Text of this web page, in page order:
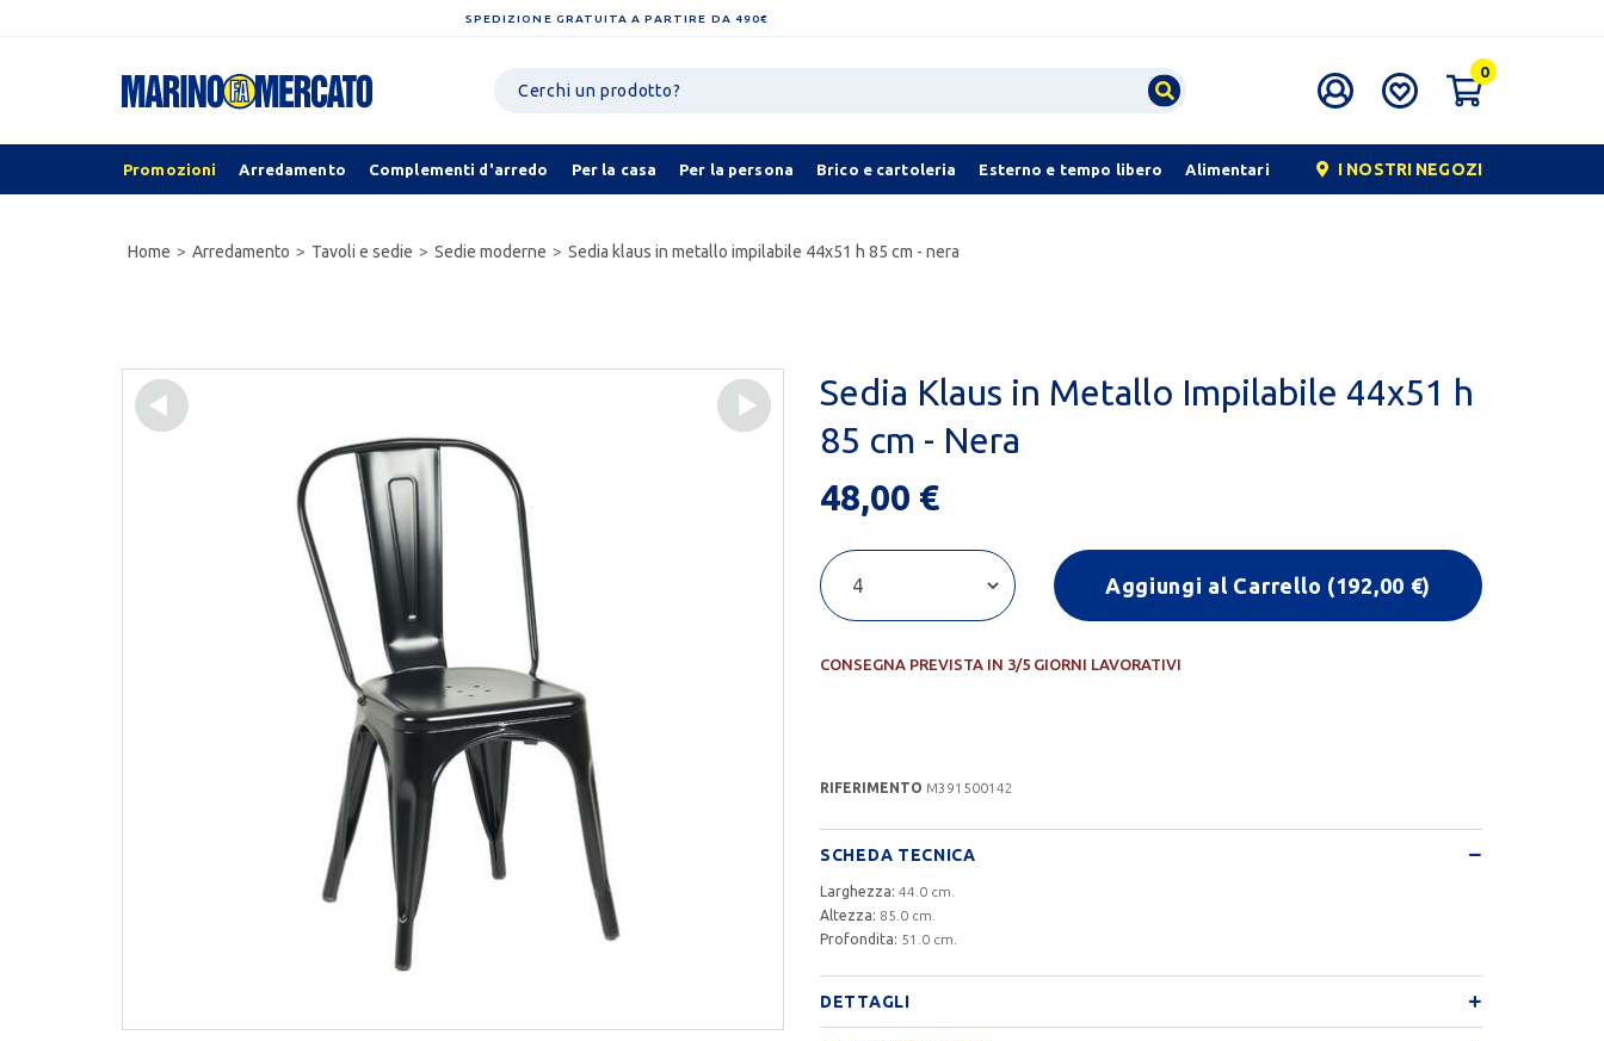
SPEDIZIONE GRATUITA A PARTIRE DA 490€
0
Promozioni Arredamento Complementi d'arredo Per la casa Per la persona Brico e cartoleria Esterno e tempo libero Alimentari I NOSTRI NEGOZI
Home Arredamento Tavoli e sedie Sedie moderne Sedia klaus in metallo impilabile 44x51 h 85 cm - nera
Sedia Klaus in Metallo Impilabile 44x51 h
85 cm - Nera
48,00 €
Aggiungi al Carrello (192,00 €)
CONSEGNA PREVISTA IN 3/5 GIORNI LAVORATIVI
RIFERIMENTO M391500142
SCHEDA TECNICA
Larghezza: 44.0 cm.
Altezza: 85.0 cm.
Profondita: 51.0 cm.
DETTAGLI